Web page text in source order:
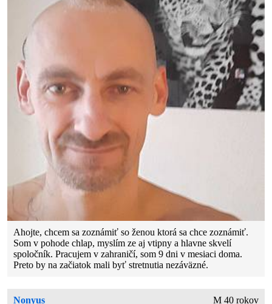
Ahojte, chcem sa zoznámiť so ženou ktorá sa chce zoznámiť.
Som v pohode chlap, myslím ze aj vtipny a hlavne skvelí
spoločník. Pracujem v zahraničí, som 9 dni v mesiaci doma.
Preto by na začiatok mali byť stretnutia nezáväzné.
Nonyus M 40 rokov